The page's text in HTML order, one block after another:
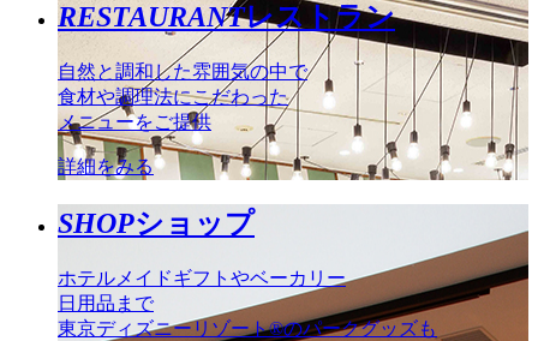
RESTAURANTレストラン
自然と調和した雰囲気の中で
食材や調理法にこだわった
メニューをご提供
詳細をみる
SHOPショップ
ホテルメイドギフトやベーカリー
日用品まで
東京ディズニーリゾート®のパークグッズも